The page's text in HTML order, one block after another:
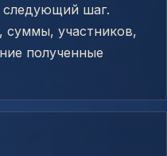
следующий шаг.
суммы, участников,
полученные